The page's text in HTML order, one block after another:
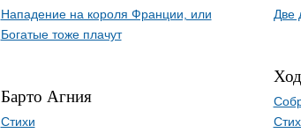
Нападение на короля Франции, или
Богатые тоже плачут
Барто Агния
Стихи
Две